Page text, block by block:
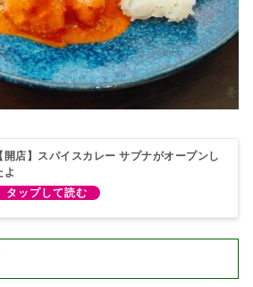
【開店】スパイスカレー サプナがオープンし
よ